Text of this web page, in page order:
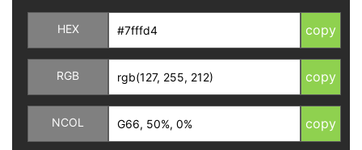
HEX copy
RGB copy
NCOL copy